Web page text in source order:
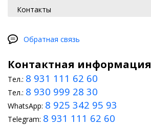
Контакты
Обратная связь
Контактная информация
Тел.: 8 931 111 62 60
Тел.: 8 930 999 28 30
WhatsApp: 8 925 342 95 93
Telegram: 8 931 111 62 60